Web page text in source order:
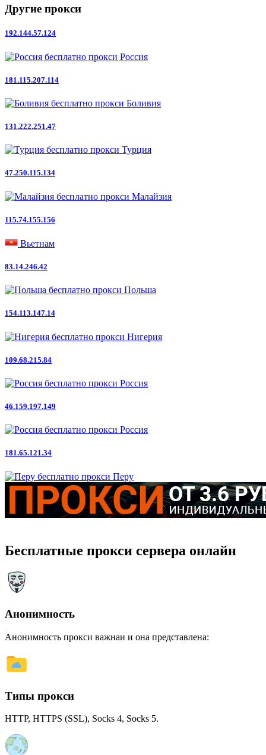
Другие прокси
192.144.57.124
Россия
181.115.207.114
Боливия
131.222.251.47
Турция
47.250.115.134
Малайзия
115.74.155.156
Вьетнам
83.14.246.42
Польша
154.113.147.14
Нигерия
109.68.215.84
Россия
46.159.197.149
Россия
181.65.121.34
Перу
Бесплатные прокси сервера онлайн
Анонимность
Анонимность прокси важнаи и она представлена:
Типы прокси
HTTP, HTTPS (SSL), Socks 4, Socks 5.